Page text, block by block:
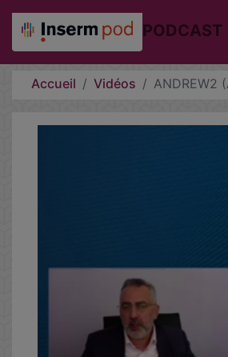
PODCAST
Accueil Vidéos ANDREW2